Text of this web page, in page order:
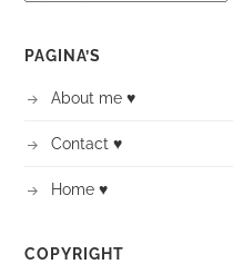
PAGINA’S
About me ♥
Contact ♥
Home ♥
COPYRIGHT